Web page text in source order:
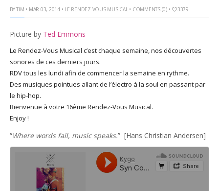
God It’s Friday | Irish Call
anniversaire Lara Croft !
God It’s Friday | Journée de
la Femme
Mar 06, 2017 | No Money
Kids s’offre un clip très
esthétique pour leur
nouveau single
Mar 02, 2017 |
d’une pipe !
BYTIM • MAR 03, 2014 • LE RENDEZ VOUS MUSICAL• COMMENTS (0)• 3379
Picture by Ted Emmons
Le Rendez-Vous Musical c’est chaque semaine, nos découvertes
sonores de ces derniers jours.
RDV tous les lundi afin de commencer la semaine en rythme.
Des musiques pointues allant de l’électro à la soul en passant par
le hip-hop.
Bienvenue à votre 16ème Rendez-Vous Musical.
Enjoy !
“Where words fail, music speaks.” [Hans Christian Andersen]